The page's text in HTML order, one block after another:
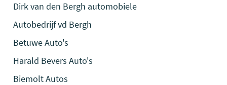
Dirk van den Bergh automobiele
Autobedrijf vd Bergh
Betuwe Auto's
Harald Bevers Auto's
Biemolt Autos